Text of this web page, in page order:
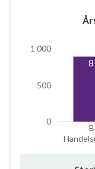
0
500
1 000